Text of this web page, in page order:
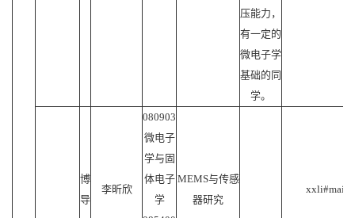
压能力，
有一定的
微电子学
基础的同
学。
博
导
李昕欣
080903
微电子
学与固
体电子
学
MEMS与传感
器研究